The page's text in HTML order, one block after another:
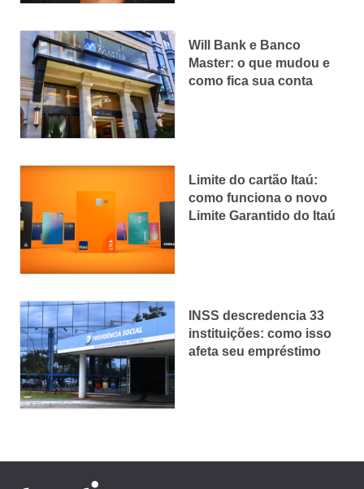
Will Bank e Banco
Master: o que mudou e
como fica sua conta
Limite do cartão Itaú:
como funciona o novo
Limite Garantido do Itaú
INSS descredencia 33
instituições: como isso
afeta seu empréstimo